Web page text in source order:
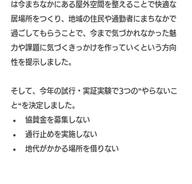
は今まちなかにある屋外空間を整えることで快適な
居場所をつくり、地域の住民や通勤者にまちなかで
過ごしてもらうことで、今まで気づかれなかった魅
力や課題に気づくきっかけを作っていくという方向
性を提示しました。
そして、今年の試行・実証実験で3つの”やらないこ
と“を決定しました。
協賛金を募集しない
通行止めを実施しない
地代がかかる場所を借りない